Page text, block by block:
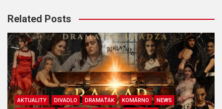
Related Posts
AKTUALITY DIVADLO DRAMAŤÁK KOMÁRNO
NEWS